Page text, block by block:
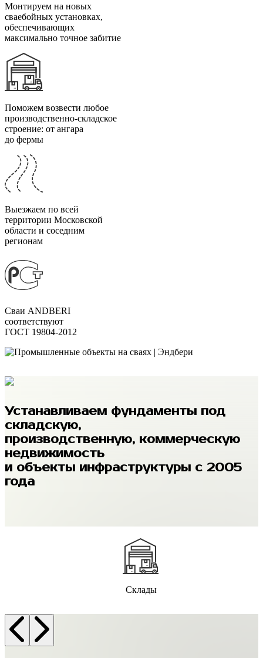
Монтируем на новых
сваебойных установках,
обеспечивающих
максимально точное забитие
Поможем возвести любое
производственно-складское
строение: от ангара
до фермы
Выезжаем по всей
территории Московской
области и соседним
регионам
Сваи ANDBERI
соответствуют
ГОСТ 19804-2012
Устанавливаем фундаменты под
складскую,
производственную, коммерческую
недвижимость
и объекты инфраструктуры с 2005
года
Склады